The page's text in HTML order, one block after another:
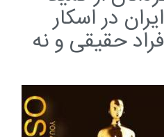
در اسکار
افراد حقیقی و نه